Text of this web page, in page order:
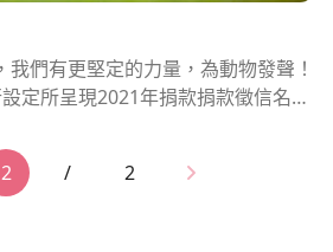
們有更堅定的力量，為動物發聲！
定所呈現2021年捐款捐款徵信名稱
邱朝輝12000T*******s10000郭萫綾
柯*如8800蕭泉晏6000賴*君600
2 / 2